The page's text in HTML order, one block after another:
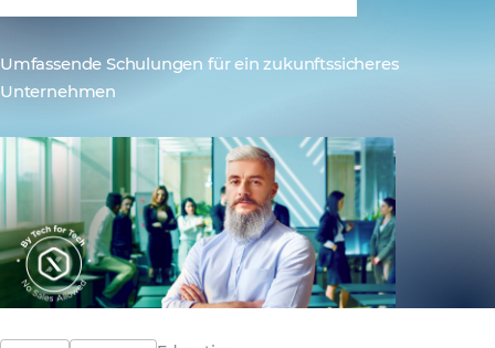
Umfassende Schulungen für ein zukunftssicheres
Unternehmen